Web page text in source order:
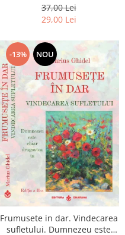
37,00 Lei
29,00 Lei
-13% NOU
Frumusete in dar. Vindecarea
sufletului. Dumnezeu este